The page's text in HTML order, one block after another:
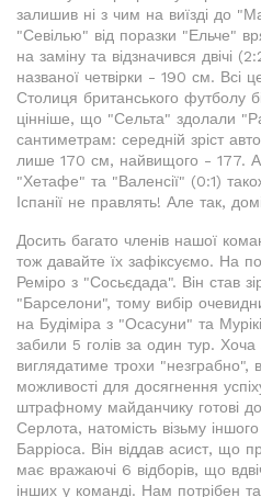
залишив ні з чим на виїзді до
"Севілью" від поразки "Ельче"
на заміну та відзначився двічі
названої четвірки - 190 см. Всі
Столиця британського футболу
цінніше, що "Сельта" здолали
сантиметрам: середній зріст
лише 170 см, найвищого - 177.
"Хетафе" та "Валенсії" (0:1)
Іспанії не правлять! Але так,
Досить багато членів нашої
тож давайте їх зафіксуємо. На
Реміро з "Сосьєдада". Він став
"Барселони", тому вибір
на Будіміра з "Осасуни" та
забили 5 голів за один тур.
виглядатиме трохи "незграбно",
можливості для досягнення
штрафному майданчику готові
Серлота, натомість візьму
Барріоса. Він віддав асист, що
має вражаючі 6 відборів, що
інших у команді. Нам потрібен